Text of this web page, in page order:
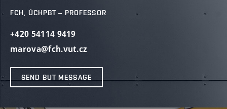
FCH, ÚCHPBT – PROFESSOR
+420 54114 9419
marova@fch.vut.cz
SEND BUT MESSAGE